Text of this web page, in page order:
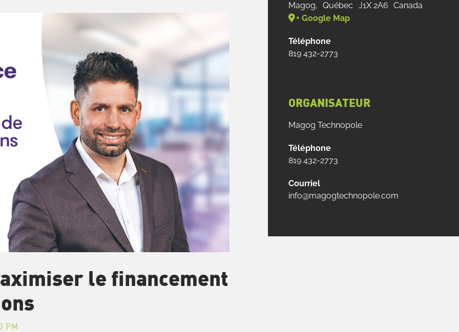
le financement
PM
Magog, Québec J1X 2A6 Canada
+ Google Map
Téléphone
819 432-2773
ORGANISATEUR
Magog Technopole
Téléphone
819 432-2773
Courriel
info@magogtechnopole.com